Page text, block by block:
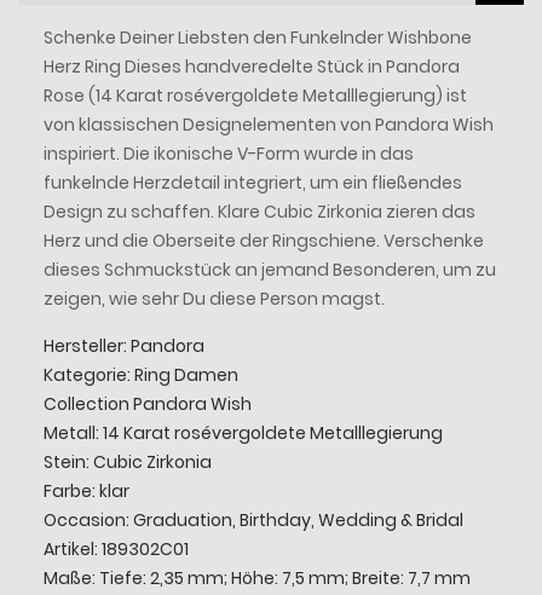
Schenke Deiner Liebsten den Funkelnder Wishbone
Herz Ring Dieses handveredelte Stück in Pandora
Rose (14 Karat rosévergoldete Metalllegierung) ist
von klassischen Designelementen von Pandora Wish
inspiriert. Die ikonische V-Form wurde in das
funkelnde Herzdetail integriert, um ein fließendes
Design zu schaffen. Klare Cubic Zirkonia zieren das
Herz und die Oberseite der Ringschiene. Verschenke
dieses Schmuckstück an jemand Besonderen, um zu
zeigen, wie sehr Du diese Person magst.
Hersteller: Pandora
Kategorie: Ring Damen
Collection Pandora Wish
Metall: 14 Karat rosévergoldete Metalllegierung
Stein: Cubic Zirkonia
Farbe: klar
Occasion: Graduation, Birthday, Wedding & Bridal
Artikel: 189302C01
Maße: Tiefe: 2,35 mm; Höhe: 7,5 mm; Breite: 7,7 mm